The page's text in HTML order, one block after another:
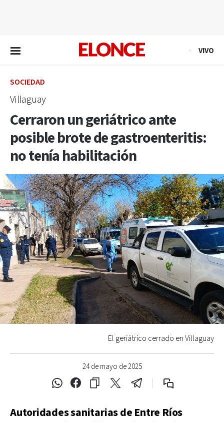
VIVO
SOCIEDAD
Villaguay
Cerraron un geriátrico ante
posible brote de gastroenteritis:
no tenía habilitación
24 de mayo de 2025
El geriátrico cerrado en Villaguay
Autoridades sanitarias de Entre Ríos